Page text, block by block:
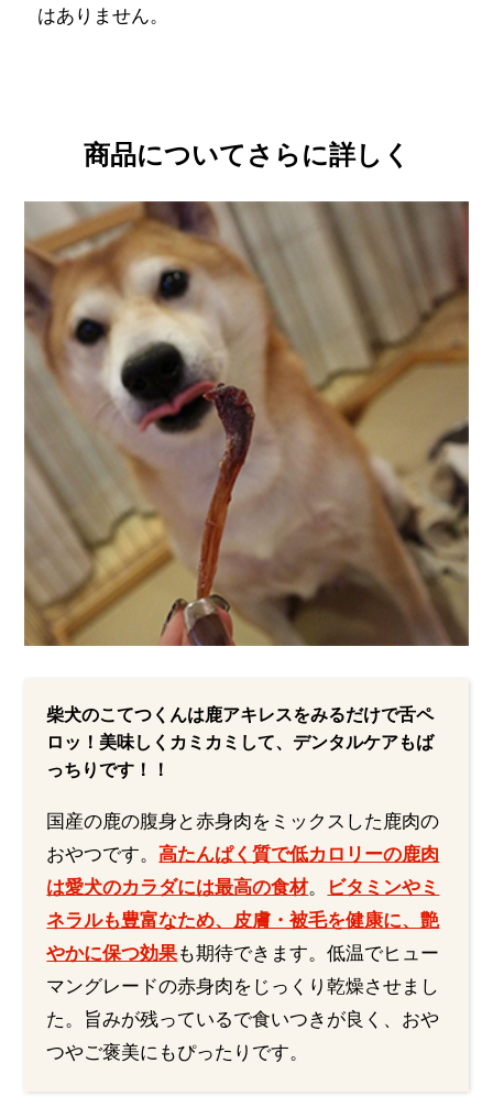
はありません。
商品についてさらに詳しく
柴犬のこてつくんは鹿アキレスをみるだけで舌ペ
ロッ！美味しくカミカミして、デンタルケアもば
っちりです！！
国産の鹿の腹身と赤身肉をミックスした鹿肉の
おやつです。高たんぱく質で低カロリーの鹿肉
は愛犬のカラダには最高の食材。
ビタミンやミ
ネラルも豊富なため、皮膚・被毛を健康に、艶
やかに保つ効果も期待できます。低温でヒュー
マングレードの赤身肉をじっくり乾燥させまし
た。旨みが残っているで食いつきが良く、おや
つやご褒美にもぴったりです。